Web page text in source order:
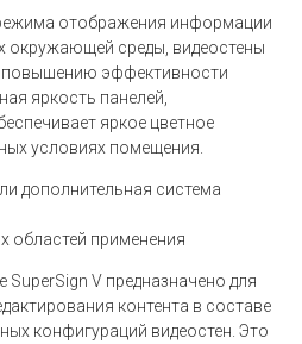
отображения информации
окружающей среды, видеостены
повышению эффективности
яркость панелей,
яркое цветное
условиях помещения.
дополнительная система
областей применения
V предназначено для
контента в составе
конфигураций видеостен. Это